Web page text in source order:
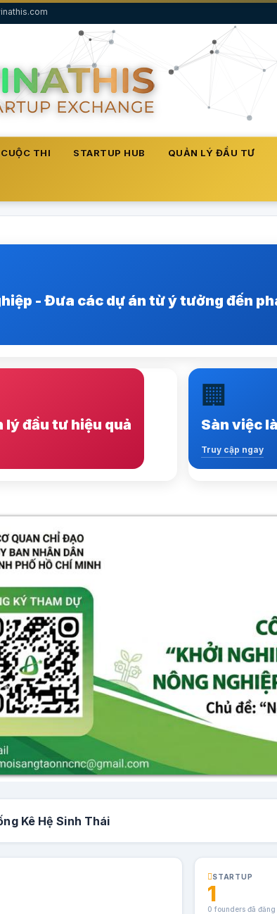
CUỘC THI STARTUP HUB QUẢN LÝ ĐẦU TƯ
- Đưa các dự án từ ý tưởng đến
nghiệp sáng tạo tại Việt Nam
lý đầu tư hiệu quả
chất lượng
Xem ngay
🏢
Sàn việc
Truy cập ngay
Kết nối
Kê Hệ Sinh Thái
STARTUP
1
0 founders đã